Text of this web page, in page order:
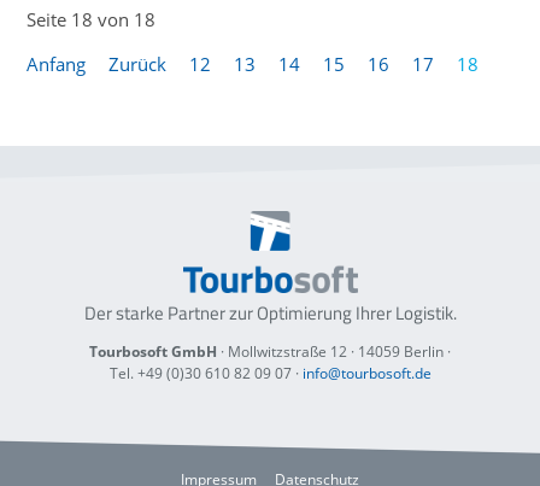
Seite 18 von 18
Anfang
Zurück 12 13 14 15 16 17 18
Der starke Partner zur OptimierungIhrer Logistik.
Tourbosoft GmbH · Mollwitzstraße 12 · 14059 Berlin ·
Tel. +49 (0)30 610 82 09 07· info@tourbosoft.de
Impressum Datenschutz